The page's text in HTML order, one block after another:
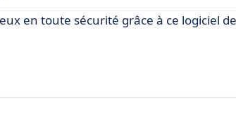
en toute sécurité grâce à ce logiciel